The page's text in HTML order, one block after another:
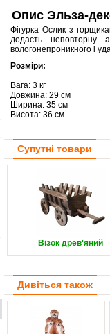
Опис Эльза-
Фігурка Ослик з
додасть неповторну
вологонепроникного і
Розміри:
Вага: 3 кг
Довжина: 29 см
Ширина: 35 см
Висота: 36 см
Супутні товари
Візок древ'яний
Дивіться також